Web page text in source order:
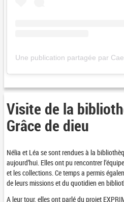
Visite de la
Grâce de dieu
Nélia et Léa se sont rendues à la
aujourd’hui. Elles ont pu rencontrer
et les collections. Ce temps a permis
de leurs missions et du quotidien en
A leur tour, elles ont parlé du projet